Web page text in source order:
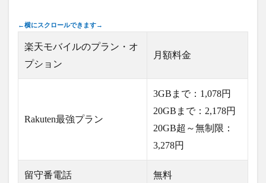
楽天モバイルのプラン・オ
プション
月額料金
Rakuten最強プラン
3GBまで：1,078円
20GBまで：2,178円
20GB超～無制限：
3,278円
留守番電話 無料